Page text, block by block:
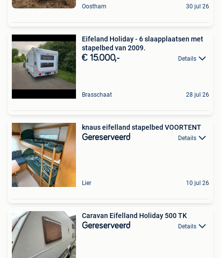
Oostham 30 jul 26
Eifeland Holiday - 6 slaapplaatsen met
stapelbed van 2009.
€ 15.000,- Details
Brasschaat 28 jul 26
knaus eifelland stapelbed VOORTENT
Gereserveerd Details
Lier 10 jul 26
Caravan Eifelland Holiday 500 TK
Gereserveerd Details